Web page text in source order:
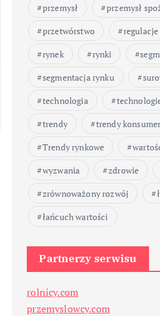
przemysł
przemysł
przetwórstwo
regulacje
rynek
rynki
segmentacja rynku
technologia
trendy
trendy
Trendy rynkowe
wyzwania
zdrowie
zrównoważony rozwój
łańcuch wartości
Partnerzy serwisu
rolnicy.com
przemyslowcy.com